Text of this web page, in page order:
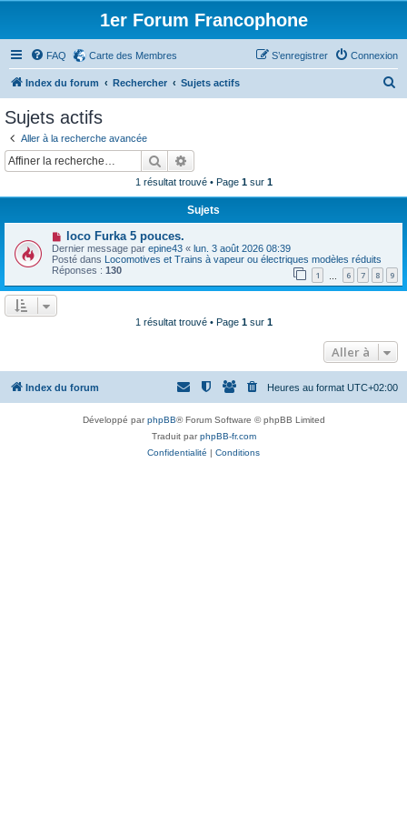
1er Forum Francophone
FAQ Carte des Membres Connexion
S’enregistrer
Index du forum Rechercher Sujets actifs
Sujets actifs
Aller à la recherche avancée
Rechercher
1 résultat trouvé • Page 1sur 1
Sujets
N
o
u
v
e
a
loco Furka 5 pouces.
Dernier message par epine43 « lun. 3 août 2026 08:39
Posté dans Locomotives et Trains à vapeur ou électriques modèles réduits
Réponses : 130 1 6 7 8 9
1 résultat trouvé • Page 1sur 1
Aller à
Index du forum Heures au format UTC+02:00
Développé parphpBB® Forum Software © phpBB Limited
Traduit parphpBB-fr.com
Confidentialité | Conditions